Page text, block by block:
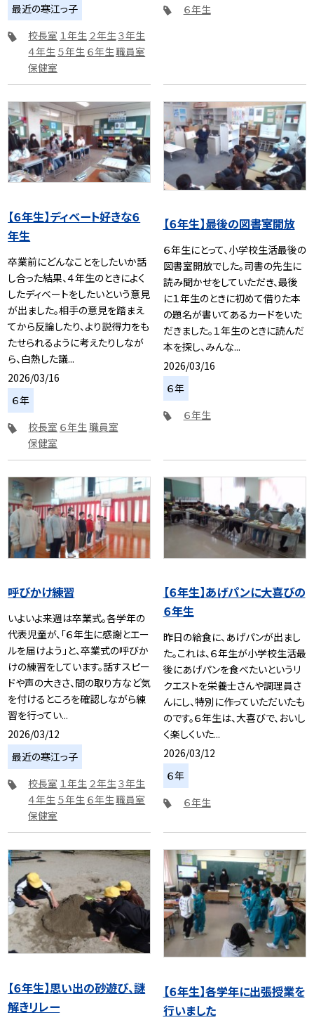
最近の寒江っ子
校長室 １年生 ２年生３年生
４年生 ５年生 ６年生職員室
保健室
６年生
【６年生】ディベート好きな６
年生
卒業前にどんなことをしたいか話
し合った結果、４年生のときによく
したディベートをしたいという意見
が出ました。相手の意見を踏まえ
てから反論したり、より説得力をも
たせられるように考えたりしなが
ら、白熱した議...
2026/03/16
６年
校長室 ６年生職員室
保健室
【６年生】最後の図書室開放
６年生にとって、小学校生活最後の
図書室開放でした。司書の先生に
読み聞かせをしていただき、最後
に１年生のときに初めて借りた本
の題名が書いてあるカードをいた
だきました。１年生のときに読んだ
本を探し、みんな...
2026/03/16
６年
６年生
呼びかけ練習
いよいよ来週は卒業式。各学年の
代表児童が、「６年生に感謝とエー
ルを届けよう」と、卒業式の呼びか
けの練習をしています。話すスピー
ドや声の大きさ、間の取り方など気
を付けるところを確認しながら練
習を行ってい...
2026/03/12
最近の寒江っ子
校長室 １年生 ２年生３年生
４年生 ５年生 ６年生職員室
保健室
【６年生】あげパンに大喜びの
６年生
昨日の給食に、あげパンが出まし
た。これは、６年生が小学校生活最
後にあげパンを食べたいというリ
クエストを栄養士さんや調理員さ
んにし、特別に作っていただいたも
のです。６年生は、大喜びで、おいし
く楽しくいた...
2026/03/12
６年
６年生
【６年生】思い出の砂遊び、謎
解きリレー
【６年生】各学年に出張授業を
行いました